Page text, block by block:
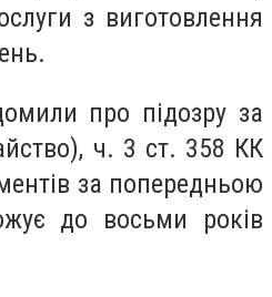
з виготовлення
про підозру за
ч. 3 ст. 358 КК
за попередньою
до восьми років